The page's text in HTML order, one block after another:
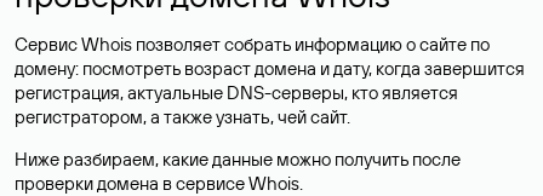
Сервис Whois позволяет собрать информацию о сайте по
домену: посмотреть возраст домена и дату, когда завершится
регистрация, актуальные DNS-серверы, кто является
регистратором, а также узнать, чей сайт.
Ниже разбираем, какие данные можно получить после
проверки домена в сервисе Whois.